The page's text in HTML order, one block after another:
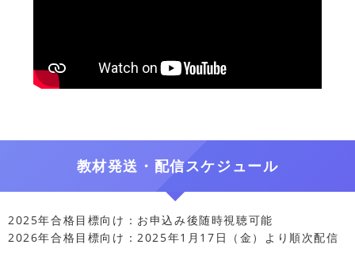
教材発送・配信スケジュール
2025年合格目標向け：お申込み後随時視聴可能
2026年合格目標向け：2025年1月17日（金）より順次配信